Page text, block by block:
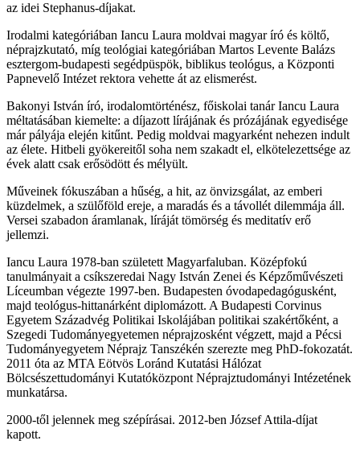
az idei Stephanus-díjakat.
Irodalmi kategóriában Iancu Laura moldvai magyar író és költő,
néprajzkutató, míg teológiai kategóriában Martos Levente Balázs
esztergom-budapesti segédpüspök, biblikus teológus, a Központi
Papnevelő Intézet rektora vehette át az elismerést.
Bakonyi István író, irodalomtörténész, főiskolai tanár Iancu Laura
méltatásában kiemelte: a díjazott lírájának és prózájának egyedisége
már pályája elején kitűnt. Pedig moldvai magyarként nehezen indult
az élete. Hitbeli gyökereitől soha nem szakadt el, elkötelezettsége az
évek alatt csak erősödött és mélyült.
Műveinek fókuszában a hűség, a hit, az önvizsgálat, az emberi
küzdelmek, a szülőföld ereje, a maradás és a távollét dilemmája áll.
Versei szabadon áramlanak, líráját tömörség és meditatív erő
jellemzi.
Iancu Laura 1978-ban született Magyarfaluban. Középfokú
tanulmányait a csíkszeredai Nagy István Zenei és Képzőművészeti
Líceumban végezte 1997-ben. Budapesten óvodapedagógusként,
majd teológus-hittanárként diplomázott. A Budapesti Corvinus
Egyetem Századvég Politikai Iskolájában politikai szakértőként, a
Szegedi Tudományegyetemen néprajzosként végzett, majd a Pécsi
Tudományegyetem Néprajz Tanszékén szerezte meg PhD-fokozatát.
2011 óta az MTA Eötvös Loránd Kutatási Hálózat
Bölcsészettudományi Kutatóközpont Néprajztudományi Intézetének
munkatársa.
2000-től jelennek meg szépírásai. 2012-ben József Attila-díjat
kapott.